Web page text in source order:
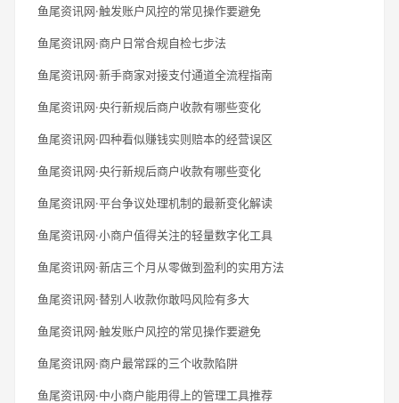
鱼尾资讯网·触发账户风控的常见操作要避免
鱼尾资讯网·商户日常合规自检七步法
鱼尾资讯网·新手商家对接支付通道全流程指南
鱼尾资讯网·央行新规后商户收款有哪些变化
鱼尾资讯网·四种看似赚钱实则赔本的经营误区
鱼尾资讯网·央行新规后商户收款有哪些变化
鱼尾资讯网·平台争议处理机制的最新变化解读
鱼尾资讯网·小商户值得关注的轻量数字化工具
鱼尾资讯网·新店三个月从零做到盈利的实用方法
鱼尾资讯网·替别人收款你敢吗风险有多大
鱼尾资讯网·触发账户风控的常见操作要避免
鱼尾资讯网·商户最常踩的三个收款陷阱
鱼尾资讯网·中小商户能用得上的管理工具推荐